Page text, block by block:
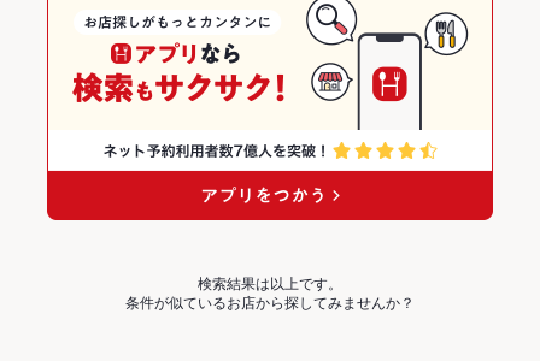
検索結果は以上です。
条件が似ているお店から探してみませんか？